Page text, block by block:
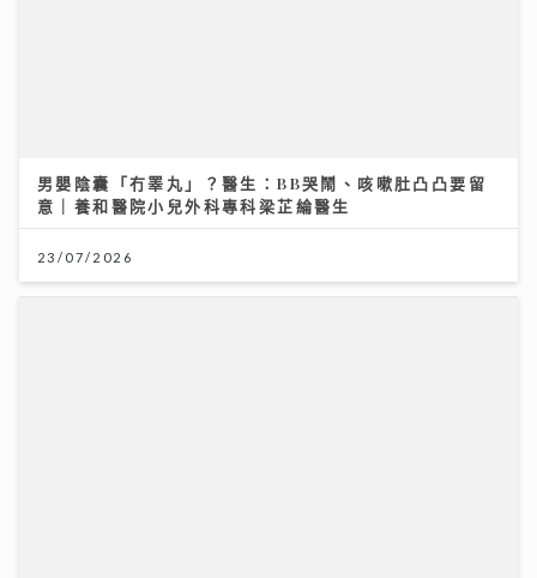
男嬰陰囊「冇睪丸」？醫生：BB哭鬧、咳嗽肚凸凸要留
意｜養和醫院小兒外科專科梁芷綸醫生
23/07/2026